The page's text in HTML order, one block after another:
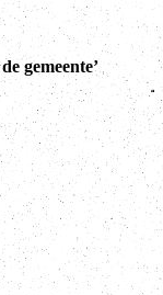
gemeente’